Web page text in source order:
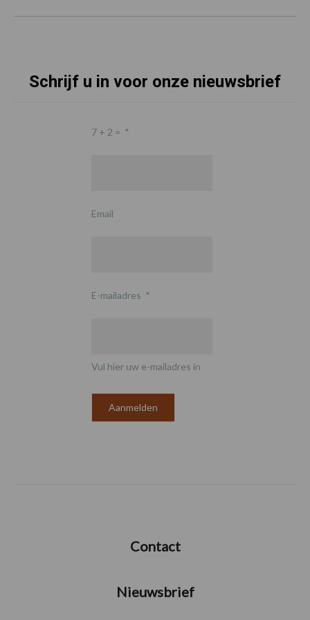
Schrijf u in voor onze nieuwsbrief
7 + 2 = *
Email
E-mailadres *
Vul hier uw e-mailadres in
Contact
Nieuwsbrief